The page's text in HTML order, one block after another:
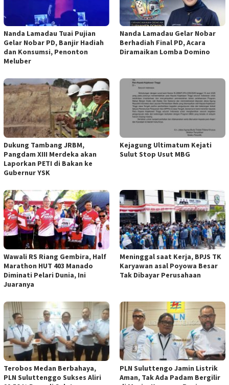
Nanda Lamadau Tuai Pujian
Gelar Nobar PD, Banjir Hadiah
dan Konsumsi, Penonton
Meluber
Nanda Lamadau Gelar Nobar
Berhadiah Final PD, Acara
Diramaikan Lomba Domino
Dukung Tambang JRBM,
Pangdam XIII Merdeka akan
Laporkan PETI di Bakan ke
Gubernur YSK
Kejagung Ultimatum Kejati
Sulut Stop Usut MBG
Wawali RS Riang Gembira, Half
Marathon HUT 403 Manado
Diminati Pelari Dunia, Ini
Juaranya
Meninggal saat Kerja, BPJS TK
Karyawan asal Poyowa Besar
Tak Dibayar Perusahaan
Terobos Medan Berbahaya,
PLN Suluttenggo Sukses Aliri
PLN Suluttengo Jamin Listrik
Aman, Tak Ada Padam Bergilir